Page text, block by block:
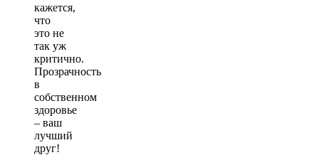
кажется,
что
это не
так уж
критично.
Прозрачность
в
собственном
здоровье
– ваш
лучший
друг!